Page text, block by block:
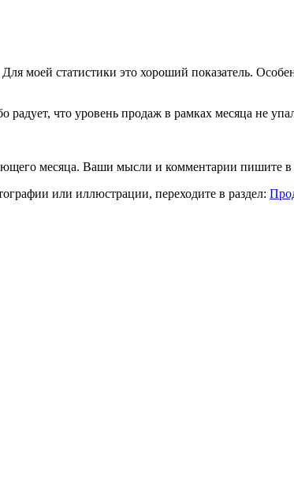
моей статистики это хороший показатель.
что уровень продаж в рамках месяца не
месяца. Ваши мысли и комментарии пишите
или иллюстрации, переходите в раздел: